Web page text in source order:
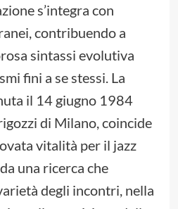
s’integra con
contribuendo a
sintassi evolutiva
fini a se stessi. La
il 14 giugno 1984
di Milano, coincide
vitalità per il jazz
una ricerca che
degli incontri, nella